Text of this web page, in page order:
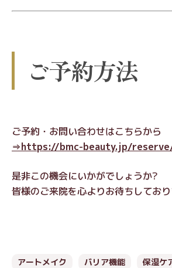
ご予約方法
ご予約・お問い合わせはこちらから
⇒https://bmc-beauty.jp/
是非この機会にいかがでしょうか?
皆様のご来院を心よりお待ちしており
アートメイク バリア機能
保湿ケ